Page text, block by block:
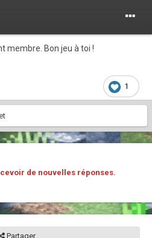
membre. Bon jeu à toi !
1
de nouvelles réponses.
Partager